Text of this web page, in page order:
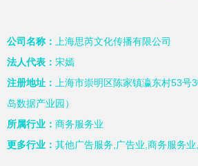
公司名称：
上海思芮文化传播有限公司
法人代表： 宋嫣
注册地址：
上海市崇明区陈家镇瀛东村53号
岛数据产业园）
所属行业： 商务服务业
更多行业： 其他广告服务,广告业,商务服务